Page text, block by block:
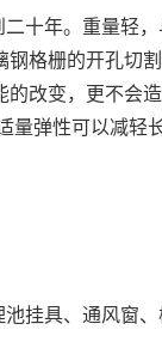
十年。重量轻
格栅的开孔切
改变，更不会
量弹性可以减轻
挂具、通风窗